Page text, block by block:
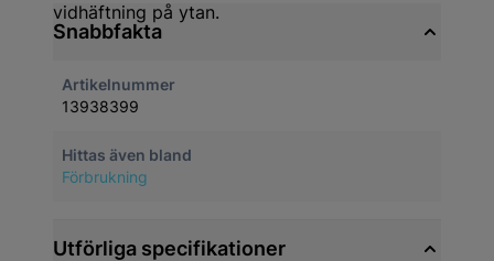
vidhäftning på ytan.
Snabbfakta
Artikelnummer
13938399
Hittas även bland
Förbrukning
Utförliga specifikationer